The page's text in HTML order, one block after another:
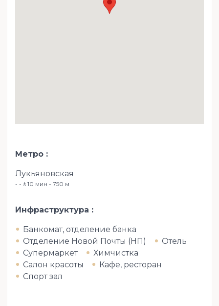
Метро
Лукьяновская
-🚶10 мин - 750 м
Инфраструктура
Банкомат, отделение банка
Отделение Новой Почты (НП)
Отель
Супермаркет
Химчистка
Салон красоты
Кафе, ресторан
Спорт зал